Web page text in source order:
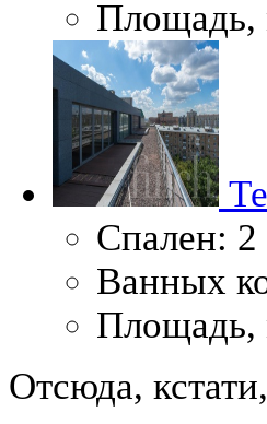
Площадь,
Спален: 2
Ванных
Площадь,
Отсюда,